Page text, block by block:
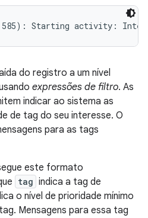
do registro a um nível
expressões de filtro. As
indicar ao sistema as
de tag do seu interesse. O
para as tags
este formato
tag indica a tag de
o nível de prioridade mínimo
Mensagens para essa tag